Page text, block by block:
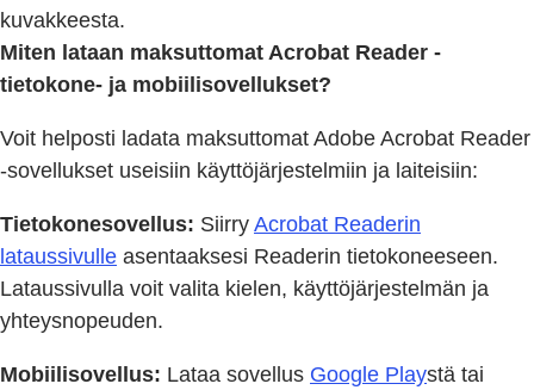
kuvakkeesta.
Miten lataan maksuttomat Acrobat Reader -
tietokone- ja mobiilisovellukset?
Voit helposti ladata maksuttomat Adobe Acrobat Reader
-sovellukset useisiin käyttöjärjestelmiin ja laiteisiin:
Tietokonesovellus: Siirry Acrobat Readerin
lataussivulle asentaaksesi Readerin tietokoneeseen.
Lataussivulla voit valita kielen, käyttöjärjestelmän ja
yhteysnopeuden.
Mobiilisovellus: Lataa sovellus Google Playstä tai